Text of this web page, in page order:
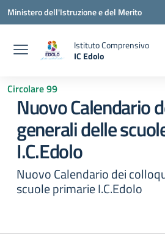
Vai ai contenuti
Vai al menu di navigazione
Vai al footer
Ministero dell'Istruzione e del Merito
Istituto Comprensivo
IC Edolo
Circolare 99
Nuovo Calendario
generali delle
I.C.Edolo
Nuovo Calendario dei
scuole primarie I.C.Edolo